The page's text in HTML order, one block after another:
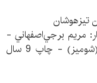
مريم برجي‌اصفهاني -
مبتكران، پيشروان - 136 صفحه - رحلي (شوميز) - چاپ 9 سال